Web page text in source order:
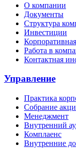
О компании
Документы
Структура
Инвестиции
Работа в
Контактная
Управление
Практика
Собрание
Менеджмент
Внутренний
Комплаенс
Внутренние